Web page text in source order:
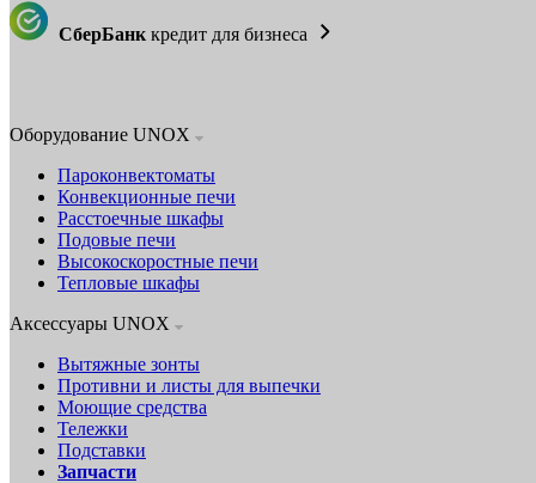
СберБанк кредит для бизнеса
Оборудование UNOX
Пароконвектоматы
Конвекционные печи
Расстоечные шкафы
Подовые печи
Высокоскоростные печи
Тепловые шкафы
Аксессуары UNOX
Вытяжные зонты
Противни и листы для выпечки
Моющие средства
Тележки
Подставки
Запчасти